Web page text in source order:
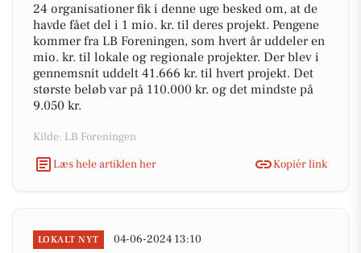
24 organisationer fik i denne uge besked om, at de
havde fået del i 1 mio. kr. til deres projekt. Pengene
kommer fra LB Foreningen, som hvert år uddeler en
mio. kr. til lokale og regionale projekter. Der blev i
gennemsnit uddelt 41.666 kr. til hvert projekt. Det
største beløb var på 110.000 kr. og det mindste på
9.050 kr.
Kilde: LB Foreningen
Læs hele artiklen her
Kopiér link
LOKALT NYT 04-06-2024 13:10